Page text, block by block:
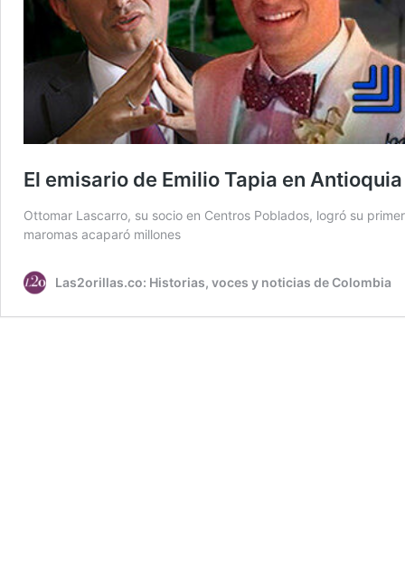
El emisario de Emilio Tapia en Antioquia
Ottomar Lascarro, su socio en Centros Poblados, logró su
maromas acaparó millones
Las2orillas.co: Historias, voces y noticias de Colombia